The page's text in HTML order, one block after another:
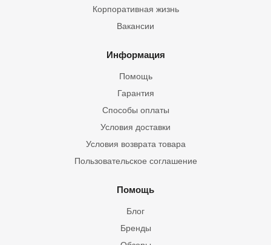
Корпоративная жизнь
Вакансии
Информация
Помощь
Гарантия
Способы оплаты
Условия доставки
Условия возврата товара
Пользовательское соглашение
Помощь
Блог
Бренды